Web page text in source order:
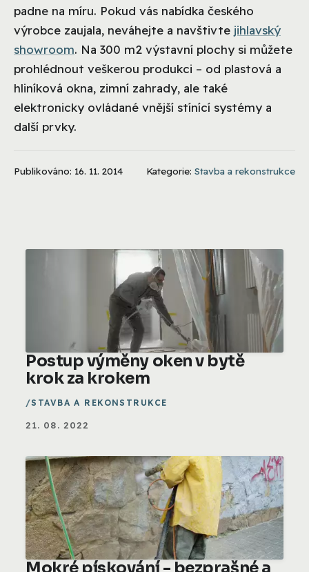
padne na míru. Pokud vás nabídka českého
výrobce zaujala, neváhejte a navštivte jihlavský
showroom. Na 300 m2 výstavní plochy si můžete
prohlédnout veškerou produkci – od plastová a
hliníková okna, zimní zahrady, ale také
elektronicky ovládané vnější stínící systémy a
další prvky.
Publikováno: 16. 11. 2014 Kategorie: Stavba a rekonstrukce
Postup výměny oken v bytě
krok za krokem
STAVBA A REKONSTRUKCE
21. 08. 2022